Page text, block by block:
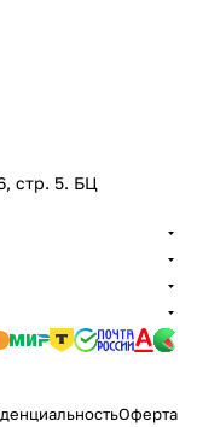
стр. 5. БЦ
Оферта